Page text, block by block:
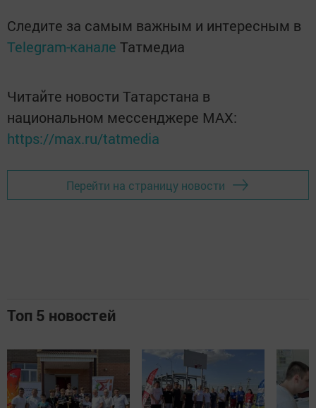
Следите за самым важным и интересным в
Telegram-канале Татмедиа
Читайте новости Татарстана в
национальном мессенджере MАХ:
https://max.ru/tatmedia
Перейти на страницу новости
Топ 5 новостей